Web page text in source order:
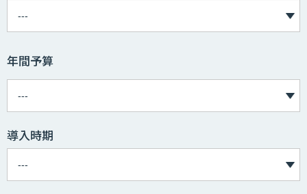
年間予算
導入時期